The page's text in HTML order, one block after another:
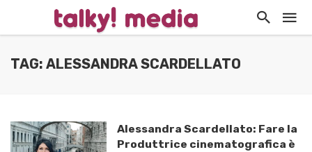
TAG: ALESSANDRA SCARDELLATO
Alessandra Scardellato: Fare la
Produttrice cinematografica è